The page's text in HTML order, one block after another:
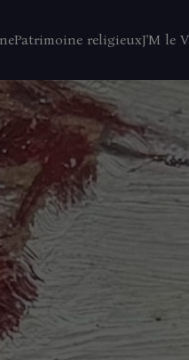
Patrimoine religieuxJ'M le